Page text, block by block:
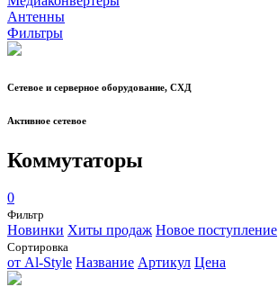
Антенны
Фильтры
Сетевое и серверное оборудование, СХД
Активное сетевое
Коммутаторы
0
Фильтр
Новинки Хиты продаж Новое поступление
Сортировка
от Al-Style Название Артикул Цена